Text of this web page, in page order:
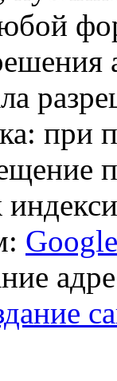
при
Google